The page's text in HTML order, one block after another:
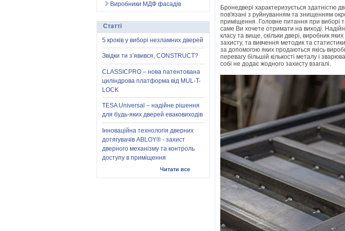
Бронедвері характеризується здатністю
пов'язані з руйнуванням та знищенням
приміщення. Головне питання при виборі
саме Ви хочете отримати на виході.
класу та вище, скільки двері, виробник
захисту, та вивчення методик та
за допомогою яких продаються якісь
перевагу більшій кількості металу і
собі не додає жодного захисту взагалі.
Виробники МДФ фасадів
Статті
5 кроків у виборі незламних дверей
Звідки ти з’явився, CONSTRUCT?
CLASSICPRO – нова патентована
циліндрова платформа від MUL-T-
LOCK
TESA Universal – надійне рішення
для будь-яких дверей еваковиходів
Інноваційна технологія дверних
дотягувачів ABLOY® - захист
дверного механізму та контроль
доступу в приміщення
Читати все